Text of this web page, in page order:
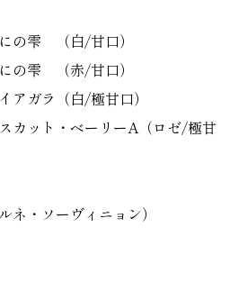
の雫 （白/甘口）
の雫 （赤/甘口）
ガラ（白/極甘口）
カット・ベーリーA（ロゼ/極甘
・ソーヴィニョン）